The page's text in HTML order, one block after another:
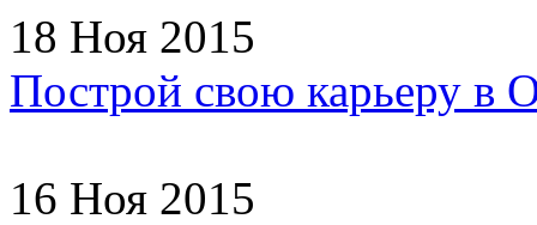
18 Ноя 2015
Построй свою карьеру
16 Ноя 2015